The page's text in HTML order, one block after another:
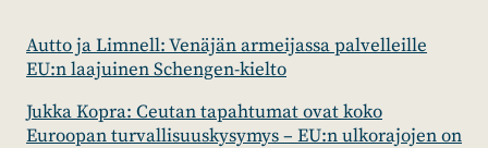
Autto ja Limnell: Venäjän armeijassa palvelleille
EU:n laajuinen Schengen-kielto
Jukka Kopra: Ceutan tapahtumat ovat koko
Euroopan turvallisuuskysymys – EU:n ulkorajojen on